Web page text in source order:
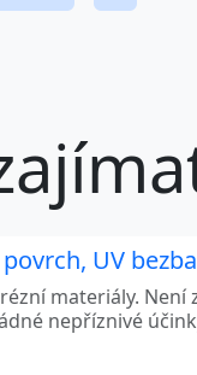
UV
materiály. Není
nepříznivé